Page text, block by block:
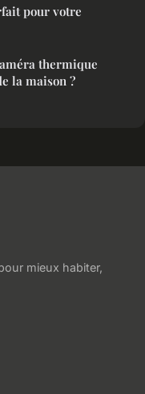
pour votre
thermique
la maison ?
mieux habiter,